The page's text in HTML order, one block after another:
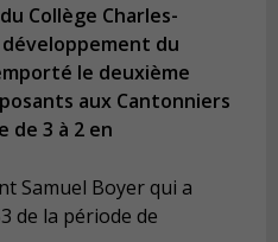
Collège Charles-
du
le deuxième
aux Cantonniers
de 3 à 2 en
Samuel Boyer qui a
de la période de